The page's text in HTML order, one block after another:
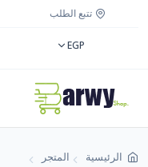
تتبع الطلب
EGP
الرئيسية المتجر